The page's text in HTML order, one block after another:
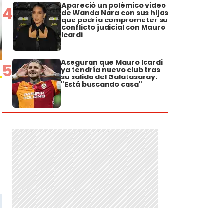
4 Apareció un polémico video
de Wanda Nara con sus hijas
que podría comprometer su
conflicto judicial con Mauro
Icardi
5 Aseguran que Mauro Icardi
ya tendría nuevo club tras
su salida del Galatasaray:
"Está buscando casa"